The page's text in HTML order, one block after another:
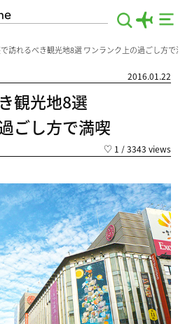
訪れるべき観光地8選 ワンランク上の過ごし方で
2016.01.22
観光地8選
ごし方で満喫
♡ 1 / 3343 views